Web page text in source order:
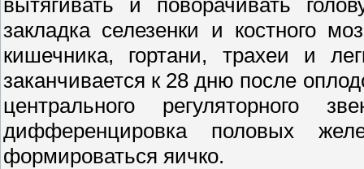
закладка селезенки и костного
кишечника, гортани, трахеи и
заканчивается к 28 дню после
центрального регуляторного
дифференцировка половых
формироваться яичко.